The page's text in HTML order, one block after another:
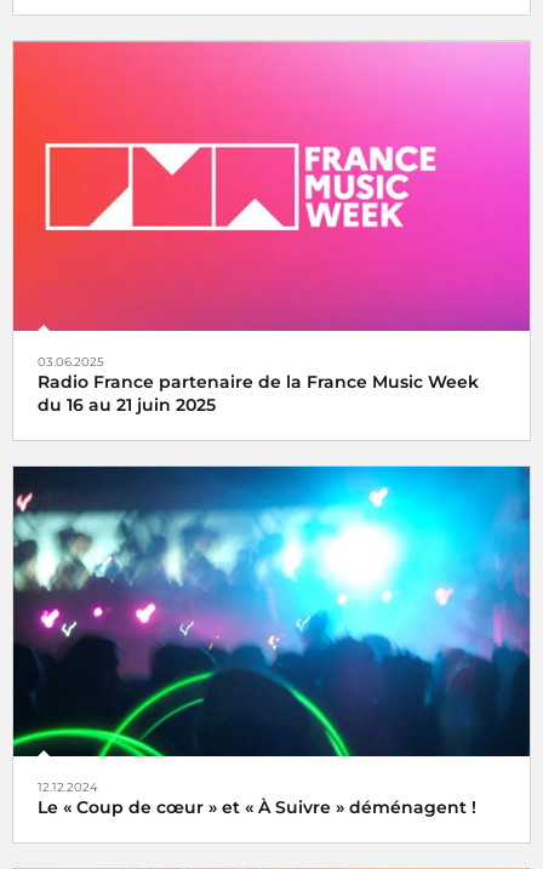
03.06.2025
Radio France partenaire de la France Music Week
du 16 au 21 juin 2025
Une semaine internationale dédiée à la musique du 16 au
21 juin 2025
12.12.2024
Le « Coup de cœur » et « À Suivre » déménagent !